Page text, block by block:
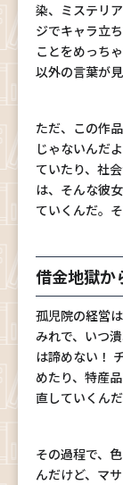
染、ミステリ
ジでキャラ立
ことをめっち
以外の言葉が
ただ、この作
じゃないんだ
ていたり、社
は、そんな彼
ていくんだ。
借金地獄か
孤児院の経営
みれで、いつ
は諦めない！
めたり、特産
直していくんだ
その過程で、
んだけど、マ